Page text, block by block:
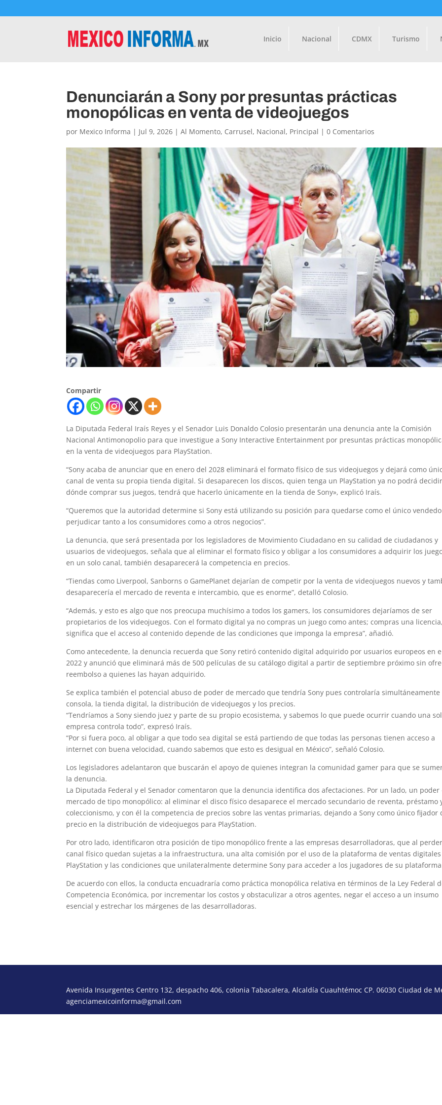
Inicio Nacional CDMX Turismo
Denunciarán a Sony por presuntas prácticas
monopólicas en venta de videojuegos
por Mexico Informa | Jul 9, 2026 |Al Momento, Carrusel, Nacional, Principal |0 Comentarios
Compartir
La Diputada Federal Iraís Reyes y el Senador Luis Donaldo Colosio presentarán una denuncia ante la Comisión
Nacional Antimonopolio para que investigue a Sony Interactive Entertainment por presuntas prácticas
en la venta de videojuegos para PlayStation.
“Sony acaba de anunciar que en enero del 2028 eliminará el formato físico de sus videojuegos y dejará como
canal de venta su propia tienda digital. Si desaparecen los discos, quien tenga un PlayStation ya no podrá
dónde comprar sus juegos, tendrá que hacerlo únicamente en la tienda de Sony», explicó Iraís.
“Queremos que la autoridad determine si Sony está utilizando su posición para quedarse como el único
perjudicar tanto a los consumidores como a otros negocios”.
La denuncia, que será presentada por los legisladores de Movimiento Ciudadano en su calidad de ciudadanos y
usuarios de videojuegos, señala que al eliminar el formato físico y obligar a los consumidores a adquirir los
en un solo canal, también desaparecerá la competencia en precios.
“Tiendas como Liverpool, Sanborns o GamePlanet dejarían de competir por la venta de videojuegos nuevos y
desaparecería el mercado de reventa e intercambio, que es enorme”, detalló Colosio.
“Además, y esto es algo que nos preocupa muchísimo a todos los gamers, los consumidores dejaríamos de ser
propietarios de los videojuegos. Con el formato digital ya no compras un juego como antes; compras una
significa que el acceso al contenido depende de las condiciones que imponga la empresa”, añadió.
Como antecedente, la denuncia recuerda que Sony retiró contenido digital adquirido por usuarios europeos en
2022 y anunció que eliminará más de 500 películas de su catálogo digital a partir de septiembre próximo sin
reembolso a quienes las hayan adquirido.
Se explica también el potencial abuso de poder de mercado que tendría Sony pues controlaría simultáneamente
consola, la tienda digital, la distribución de videojuegos y los precios.
“Tendríamos a Sony siendo juez y parte de su propio ecosistema, y sabemos lo que puede ocurrir cuando una
empresa controla todo”, expresó Iraís.
“Por si fuera poco, al obligar a que todo sea digital se está partiendo de que todas las personas tienen acceso a
internet con buena velocidad, cuando sabemos que esto es desigual en México”, señaló Colosio.
Los legisladores adelantaron que buscarán el apoyo de quienes integran la comunidad gamer para que se
la denuncia.
La Diputada Federal y el Senador comentaron que la denuncia identifica dos afectaciones. Por un lado, un poder
mercado de tipo monopólico: al eliminar el disco físico desaparece el mercado secundario de reventa, préstamo
coleccionismo, y con él la competencia de precios sobre las ventas primarias, dejando a Sony como único fijador
precio en la distribución de videojuegos para PlayStation.
Por otro lado, identificaron otra posición de tipo monopólico frente a las empresas desarrolladoras, que al
canal físico quedan sujetas a la infraestructura, una alta comisión por el uso de la plataforma de ventas
PlayStation y las condiciones que unilateralmente determine Sony para acceder a los jugadores de su
De acuerdo con ellos, la conducta encuadraría como práctica monopólica relativa en términos de la Ley Federal
Competencia Económica, por incrementar los costos y obstaculizar a otros agentes, negar el acceso a un insumo
esencial y estrechar los márgenes de las desarrolladoras.
Avenida Insurgentes Centro 132, despacho 406, colonia Tabacalera, Alcaldía Cuauhtémoc CP. 06030 Ciudad de
agenciamexicoinforma@gmail.com